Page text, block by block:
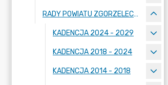
RADY POWIATU ZGORZELECKIEGO
KADENCJA 2024 - 2029
KADENCJA 2018 - 2024
KADENCJA 2014 - 2018